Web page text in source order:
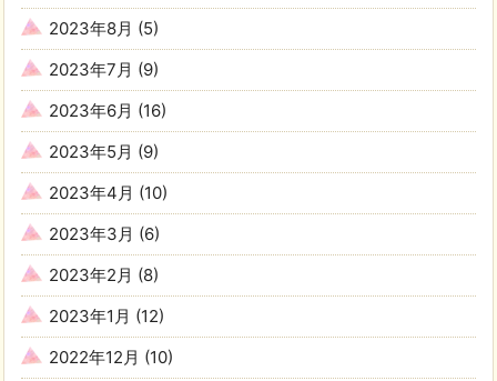
2023年8月 (5)
2023年7月 (9)
2023年6月 (16)
2023年5月 (9)
2023年4月 (10)
2023年3月 (6)
2023年2月 (8)
2023年1月 (12)
2022年12月 (10)